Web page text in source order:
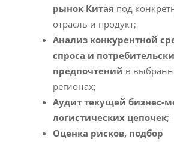
рынок Китая под
отрасль и продукт;
Анализ конкурентной
спроса и
предпочтений в
регионах;
Аудит текущей бизнес-
логистических цепочек;
Оценка рисков, подбор